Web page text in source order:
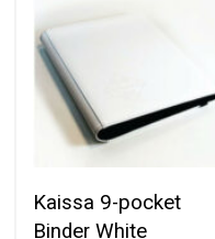
Kaissa 9-pocket
Binder White